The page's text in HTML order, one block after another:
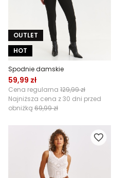
OUTLET
HOT
Spodnie damskie
59,99 zł
Cena regularna 129,99 zł
Najniższa cena z 30 dni przed
obniżką 69,99 zł